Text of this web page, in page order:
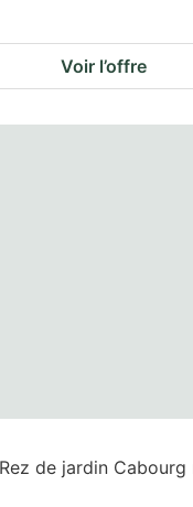
Voir l’offre
de jardin Cabourg